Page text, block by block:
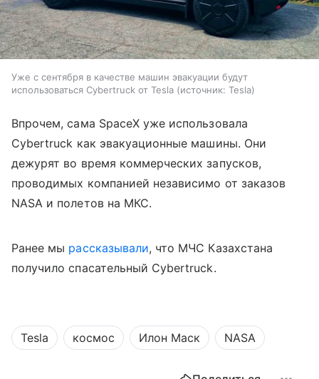
Уже с сентября в качестве машин эвакуации будут
использоваться Cybertruck от Tesla
источник: Tesla
Впрочем, сама SpaceX уже использовала
Cybertruck как эвакуационные машины. Они
дежурят во время коммерческих запусков,
проводимых компанией независимо от заказов
NASA и полетов на МКС.
Ранее мы рассказывали, что МЧС Казахстана
получило спасательный Cybertruck.
Tesla космос Илон Маск NASA